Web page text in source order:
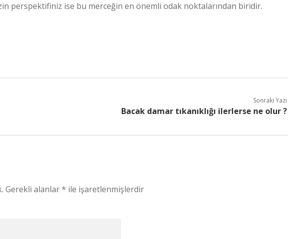
perspektifiniz ise bu merceğin en önemli odak noktalarından biridir.
Sonraki Yazı
Bacak damar tıkanıklığı ilerlerse ne olur ?
Gerekli alanlar* ile işaretlenmişlerdir